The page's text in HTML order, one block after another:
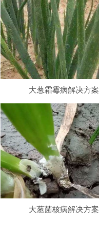
大葱霜霉病解决方案
大葱菌核病解决方案